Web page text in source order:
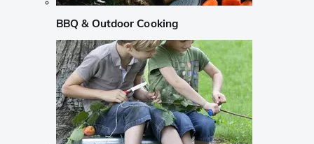
BBQ & Outdoor Cooking